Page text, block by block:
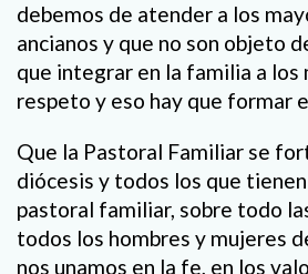
debemos de atender a los
ancianos y que no son objeto
que integrar en la familia a los
respeto y eso hay que formar
Que la Pastoral Familiar se
diócesis y todos los que
pastoral familiar, sobre todo
todos los hombres y mujeres
nos unamos en la fe, en los